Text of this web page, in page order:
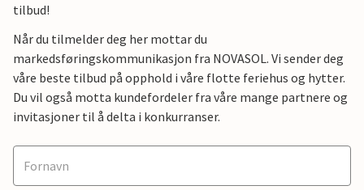
tilbud!
Når du tilmelder deg her mottar du
markedsføringskommunikasjon fra NOVASOL. Vi sender deg
våre beste tilbud på opphold i våre flotte feriehus og hytter.
Du vil også motta kundefordeler fra våre mange partnere og
invitasjoner til å delta i konkurranser.